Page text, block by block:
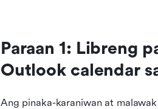
Paraan 1: Libreng
Outlook calendar
Ang pinaka-karaniwan at